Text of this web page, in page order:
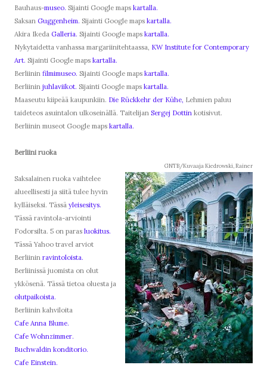
Bauhaus-museo. Sijainti Google maps kartalla.
Saksan Guggenheim. Sijainti Google maps kartalla.
Akira Ikeda Galleria. Sijainti Google maps kartalla.
Nykytaidetta vanhassa margariinitehtaassa, KW Institute for Contemporary
Art. Sijainti Google maps kartalla.
Berliinin filmimuseo. Sijainti Google maps kartalla.
Berliinin juhlaviikot. Sijainti Google maps kartalla.
Maaseutu kiipeää kaupunkiin. Die Rückkehr der Kühe, Lehmien paluu
taideteos asuintalon ulkoseinällä. Taitelijan Sergej Dottin kotisivut.
Berliinin museot Google maps kartalla.
Berliini ruoka
GNTB/Kuvaaja Kiedrowski, Rainer
Saksalainen ruoka vaihtelee
alueellisesti ja siitä tulee hyvin
kylläiseksi. Tässä yleisesitys.
Tässä ravintola-arviointi
Fodorsilta. 5 on paras luokitus.
Tässä Yahoo travel arviot
Berliinin ravintoloista.
Berliinissä juomista on olut
ykkösenä. Tässä tietoa oluesta ja
olutpaikoista.
Berliinin kahviloita
Cafe Anna Blume.
Cafe Wohnzimmer.
Buchwaldin konditorio.
Cafe Einstein.